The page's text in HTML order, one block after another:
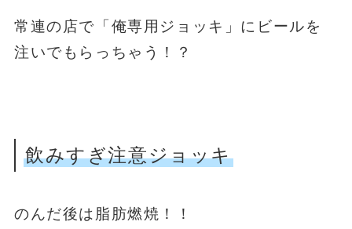
常連の店で「俺専用ジョッキ」にビールを
注いでもらっちゃう！？
飲みすぎ注意ジョッキ
のんだ後は脂肪燃焼！！